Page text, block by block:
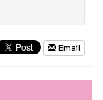
Email